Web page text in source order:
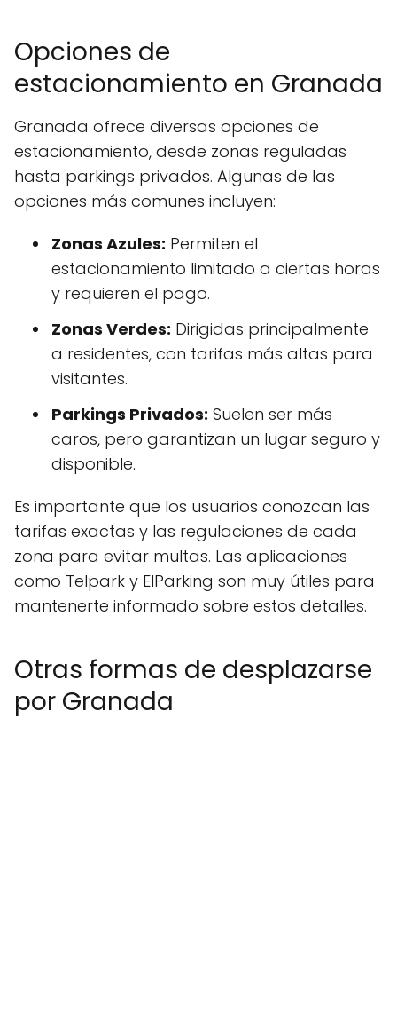
Opciones de
estacionamiento en Granada
Granada ofrece diversas opciones de
estacionamiento, desde zonas reguladas
hasta parkings privados. Algunas de las
opciones más comunes incluyen:
Zonas Azules: Permiten el
estacionamiento limitado a ciertas horas
y requieren el pago.
Zonas Verdes: Dirigidas principalmente
a residentes, con tarifas más altas para
visitantes.
Parkings Privados: Suelen ser más
caros, pero garantizan un lugar seguro y
disponible.
Es importante que los usuarios conozcan las
tarifas exactas y las regulaciones de cada
zona para evitar multas. Las aplicaciones
como Telpark y ElParking son muy útiles para
mantenerte informado sobre estos detalles.
Otras formas de desplazarse
por Granada